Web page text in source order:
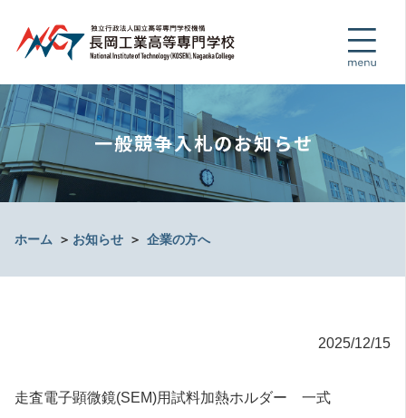
一般競争入札のお知らせ
ホーム ＞ お知らせ ＞ 企業の方へ
2025/12/15
走査電子顕微鏡(SEM)用試料加熱ホルダー 一式